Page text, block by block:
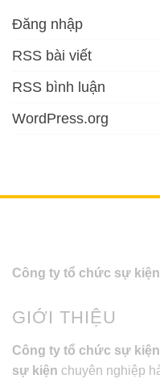
Đăng nhập
RSS bài viết
RSS bình luận
WordPress.org
Công ty tổ chức sự kiện
GIỚI THIỆU
Công ty tổ chức sự kiện
sự kiện chuyên nghiệp